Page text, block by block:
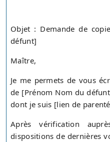
Objet : Demande de
défunt]
Maître,
Je me permets de vous
de [Prénom Nom du
dont je suis [lien de
Après vérification
dispositions de dernières